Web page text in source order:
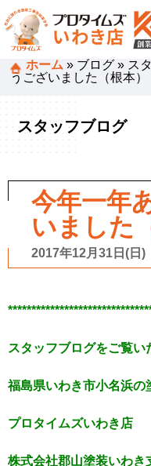
ホーム » ブログ » ス
うございました（根本）
スタッフブログ
今年一年
いました
2017年12月31日(日)
スタッフブログをご覧い
福島県いわき市小名浜の
プロタイムズいわき店
株式会社郡山塗装いわ